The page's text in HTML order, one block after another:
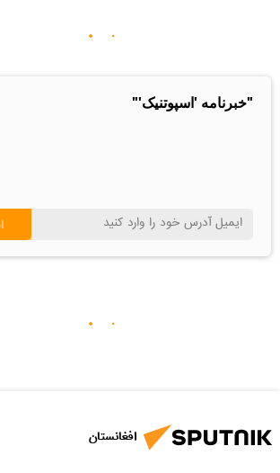
"خبرنامه 'اسپوتنیک'"
افغانستان